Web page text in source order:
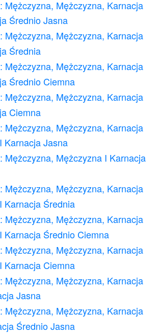
Mężczyzna, Mężczyzna, Karnacja
Średnio Jasna
Mężczyzna, Mężczyzna, Karnacja
Średnia
Mężczyzna, Mężczyzna, Karnacja
Średnio Ciemna
Mężczyzna, Mężczyzna, Karnacja
Ciemna
Mężczyzna, Mężczyzna, Karnacja
Karnacja Jasna
Mężczyzna, Mężczyzna I Karnacja
Mężczyzna, Mężczyzna, Karnacja
Karnacja Średnia
Mężczyzna, Mężczyzna, Karnacja
Karnacja Średnio Ciemna
Mężczyzna, Mężczyzna, Karnacja
Karnacja Ciemna
Mężczyzna, Mężczyzna, Karnacja
Jasna
Mężczyzna, Mężczyzna, Karnacja
Średnio Jasna